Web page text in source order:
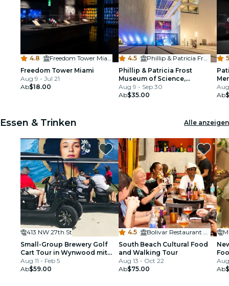
4.8 ·
Freedom Tower Miami
Freedom Tower Miami
Aug 9 - Jul 21
Ab$18.00
4.5 ·
Phillip & Patricia Frost Museum of Science
Phillip & Patricia Frost
Museum of Science,
Aquarium & Planetarium:
Eintrittskarte
Aug 9 - Sep 30
Ab$35.00
Ab
Essen & Trinken Alle anzeigen
413 NW 27th St
Small-Group Brewery Golf
Cart Tour in Wynwood mit
lokalem Guide
Aug 11 - Feb 5
Ab$59.00
4.5 ·
Bolivar Restaurant Bar
South Beach Cultural Food
and Walking Tour
Aug 13 - Oct 22
Ab$75.00
Ab